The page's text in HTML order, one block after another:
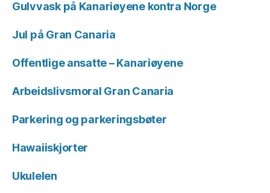
Gulvvask på Kanariøyene kontra Norge
Jul på Gran Canaria
Offentlige ansatte – Kanariøyene
Arbeidslivsmoral Gran Canaria
Parkering og parkeringsbøter
Hawaiiskjorter
Ukulelen